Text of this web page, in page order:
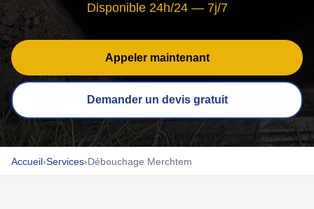
Disponible 24h/24 — 7j/7
Appeler maintenant
Demander un devis gratuit
Accueil›Services›Débouchage Merchtem